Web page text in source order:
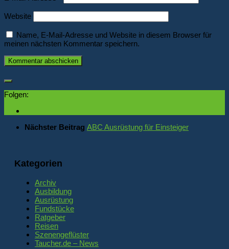
Website
Name, E-Mail-Adresse und Website in diesem Browser für
meinen nächsten Kommentar speichern.
Folgen:
Nächster Beitrag ABC Ausrüstung für Einsteiger
Kategorien
Archiv
Ausbildung
Ausrüstung
Fundstücke
Ratgeber
Reisen
Szenengeflüster
Taucher.de – News